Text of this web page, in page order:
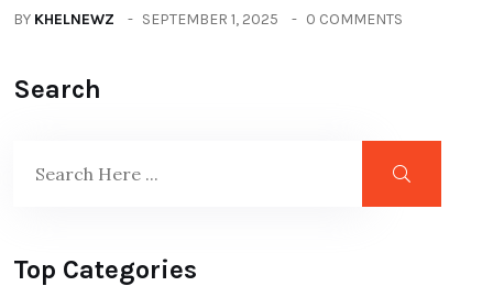
BY KHELNEWZ SEPTEMBER 1, 2025 0 COMMENTS
Search
Top Categories